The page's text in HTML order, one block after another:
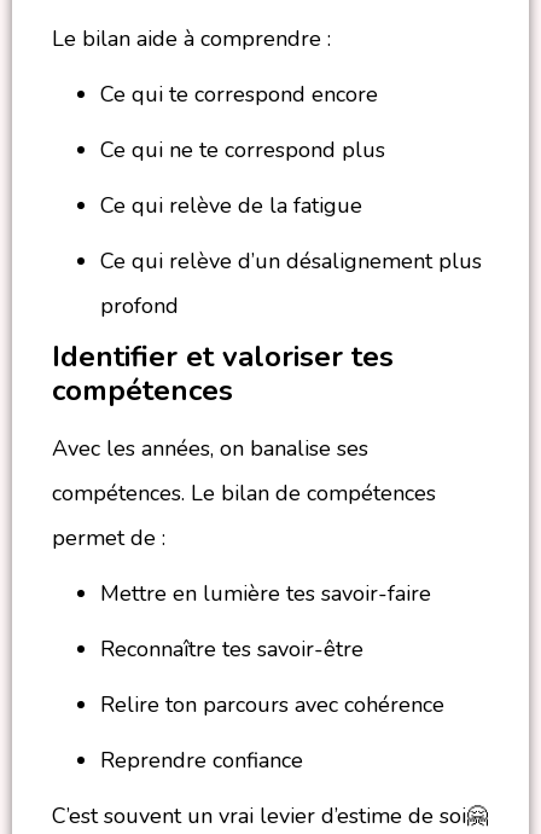
Le bilan aide à comprendre :
Ce qui te correspond encore
Ce qui ne te correspond plus
Ce qui relève de la fatigue
Ce qui relève d’un désalignement plus
profond
Identifier et valoriser tes
compétences
Avec les années, on banalise ses
compétences. Le bilan de compétences
permet de :
Mettre en lumière tes savoir-faire
Reconnaître tes savoir-être
Relire ton parcours avec cohérence
Reprendre confiance
C’est souvent un vrai levier d’estime de soi🤗